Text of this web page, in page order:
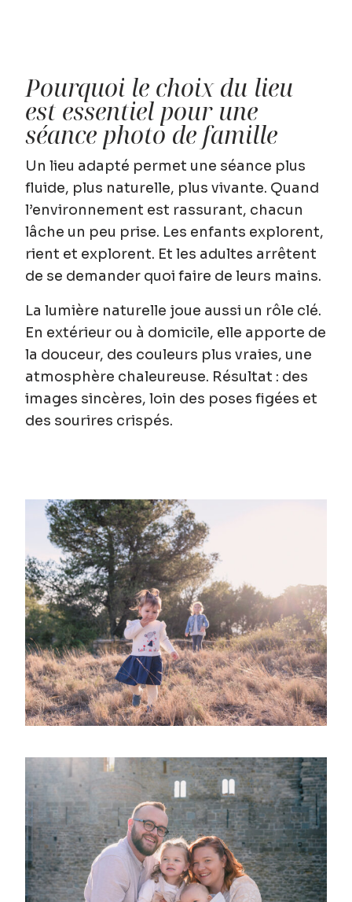
Pourquoi le choix du lieu
est essentiel pour une
séance photo de famille
Un lieu adapté permet une séance plus
fluide, plus naturelle, plus vivante. Quand
l’environnement est rassurant, chacun
lâche un peu prise. Les enfants explorent,
rient et explorent. Et les adultes arrêtent
de se demander quoi faire de leurs mains.
La lumière naturelle joue aussi un rôle clé.
En extérieur ou à domicile, elle apporte de
la douceur, des couleurs plus vraies, une
atmosphère chaleureuse. Résultat : des
images sincères, loin des poses figées et
des sourires crispés.